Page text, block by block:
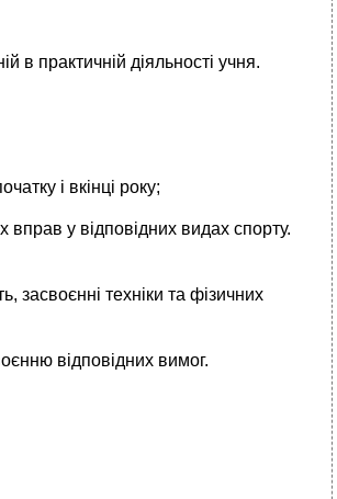
в практичній діяльності учня.
і вкінці року;
вправ у відповідних видах спорту.
засвоєнні техніки та фізичних
відповідних вимог.